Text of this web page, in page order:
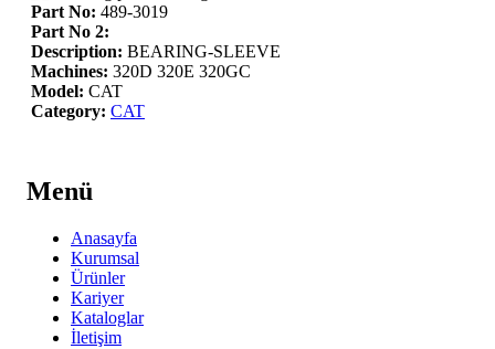
Part No: 489-3019
Part No 2:
Description: BEARING-SLEEVE
Machines: 320D 320E 320GC
Model: CAT
Category: CAT
Menü
Anasayfa
Kurumsal
Ürünler
Kariyer
Kataloglar
İletişim